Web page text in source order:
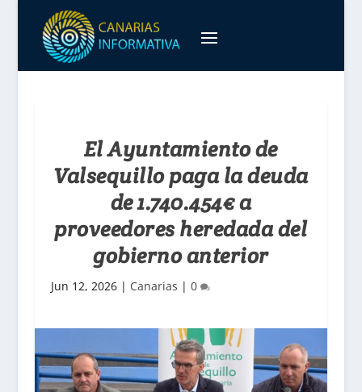
El Ayuntamiento de
Valsequillo paga la deuda
de 1.740.454€ a
proveedores heredada del
gobierno anterior
Jun 12, 2026| Canarias | 0